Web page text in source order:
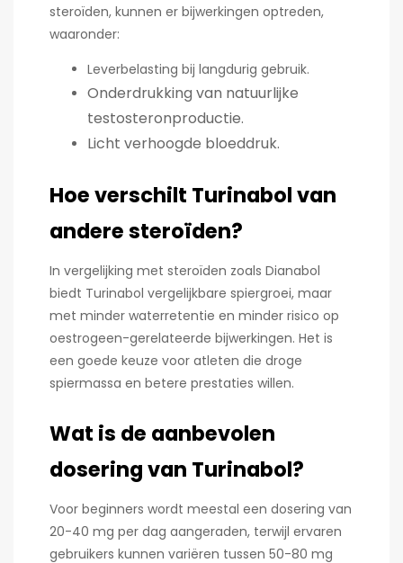
steroïden, kunnen er bijwerkingen optreden,
waaronder:
Leverbelasting bij langdurig gebruik.
Onderdrukking van natuurlijke
testosteronproductie.
Licht verhoogde bloeddruk.
Hoe verschilt Turinabol van
andere steroïden?
In vergelijking met steroïden zoals Dianabol
biedt Turinabol vergelijkbare spiergroei, maar
met minder waterretentie en minder risico op
oestrogeen-gerelateerde bijwerkingen. Het is
een goede keuze voor atleten die droge
spiermassa en betere prestaties willen.
Wat is de aanbevolen
dosering van Turinabol?
Voor beginners wordt meestal een dosering van
20-40 mg per dag aangeraden, terwijl ervaren
gebruikers kunnen variëren tussen 50-80 mg